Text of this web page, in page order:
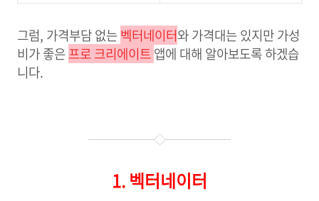
그럼, 가격부담 없는벡터네이터와 가격대는 있지만 가성
비가 좋은프로 크리에이트앱에 대해 알아보도록 하겠습
니다.
1. 벡터네이터